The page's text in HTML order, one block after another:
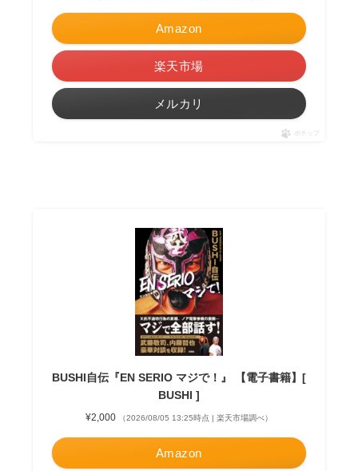
Amazon
楽天市場
メルカリ
ポチップ
BUSHI自伝『EN SERIO マジで！』 【電子書籍】[
BUSHI ]
¥2,000 （2026/08/05 13:25時点 | 楽天市場調べ）
Amazon